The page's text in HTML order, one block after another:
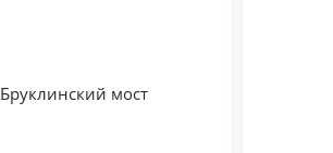
Бруклинский мост